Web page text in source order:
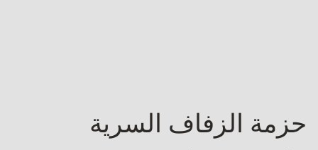
حزمة الزفاف السرية